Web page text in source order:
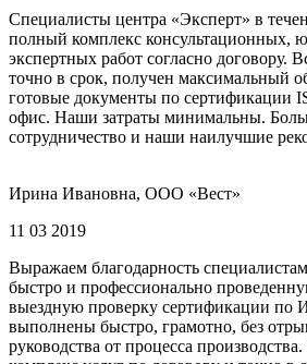
Специалисты центра «Эксперт» в
полный комплекс консультационных,
экспертных работ согласно договору.
точно в срок, получен максимальный
готовые документы по сертификации
офис. Наши затраты минимальны.
сотрудничество и наши наилучшие
Ирина Ивановна, ООО «Вест»
11 03 2019
Выражаем благодарность
быстро и профессионально
выездную проверку сертификации по
выполнены быстро, грамотно, без
руководства от процесса